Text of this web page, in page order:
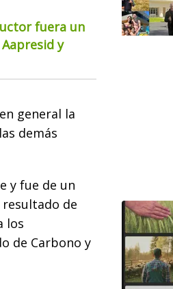
fuera un
y
general la
demás
y fue de un
de
los
de Carbono y